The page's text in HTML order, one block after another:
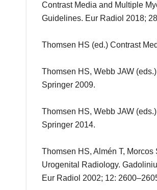
Contrast Media and Multiple
Guidelines. Eur Radiol 2018;
Thomsen HS (ed.) Contrast
Thomsen HS, Webb JAW
Springer 2009.
Thomsen HS, Webb JAW
Springer 2014.
Thomsen HS, Almén T,
Urogenital Radiology.
Eur Radiol 2002; 12: